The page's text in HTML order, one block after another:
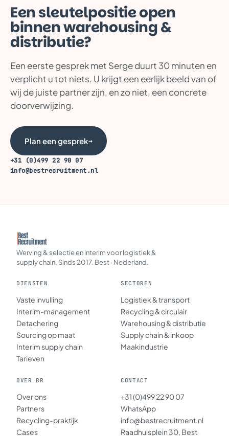
Een sleutelpositie open
binnen warehousing &
distributie?
Een eerste gesprek met Serge duurt 30 minuten en
verplicht u tot niets. U krijgt een eerlijk beeld van of
wij de juiste partner zijn, en zo niet, een concrete
doorverwijzing.
Plan een gesprek→
+31 (0)499 22 90 07
info@bestrecruitment.nl
Werving & selectie en interim voor logistiek &
supply chain. Sinds 2017. Best · Nederland.
DIENSTEN
Vaste invulling
Interim-management
Detachering
Sourcing op maat
Interim supply chain
Tarieven
SECTOREN
Logistiek & transport
Recycling & circulair
Warehousing & distributie
Supply chain & inkoop
Maakindustrie
OVER BR
Over ons
Partners
Recycling-praktijk
Cases
CONTACT
+31 (0)499 22 90 07
WhatsApp
info@bestrecruitment.nl
Raadhuisplein 30, Best